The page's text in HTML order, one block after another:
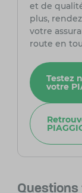
et de
plus,
votre
route en
Testez
votre